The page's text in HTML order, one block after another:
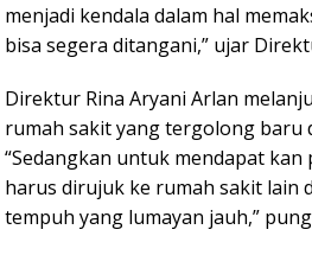
menjadi kendala dalam hal
bisa segera ditangani,” ujar
Direktur Rina Aryani Arlan
rumah sakit yang tergolong baru
“Sedangkan untuk mendapat
harus dirujuk ke rumah sakit lain
tempuh yang lumayan jauh,”